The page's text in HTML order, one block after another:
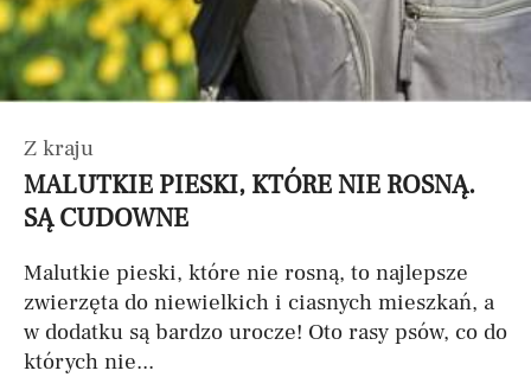
Z kraju
MALUTKIE PIESKI, KTÓRE NIE ROSNĄ.
SĄ CUDOWNE
Malutkie pieski, które nie rosną, to najlepsze
zwierzęta do niewielkich i ciasnych mieszkań, a
w dodatku są bardzo urocze! Oto rasy psów, co do
których nie...